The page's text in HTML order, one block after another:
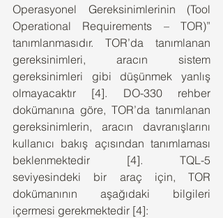
Operasyonel Gereksinimlerinin (Tool
Operational Requirements – TOR)”
tanımlanmasıdır. TOR’da tanımlanan
gereksinimleri, aracın sistem
gereksinimleri gibi düşünmek yanlış
olmayacaktır [4]. DO-330 rehber
dokümanına göre, TOR’da tanımlanan
gereksinimlerin, aracın davranışlarını
kullanıcı bakış açısından tanımlaması
beklenmektedir [4]. TQL-5
seviyesindeki bir araç için, TOR
dokümanının aşağıdaki bilgileri
içermesi gerekmektedir [4]: